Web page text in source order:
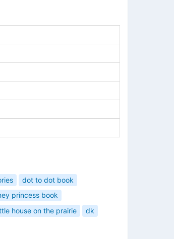
dot to dot book
princess book
house on the prairie
dk